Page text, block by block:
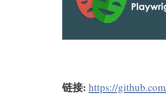
链接: https://